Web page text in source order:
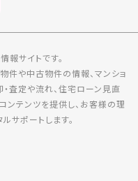
報サイトです。
件や中古物件の情報、マンショ
・査定や流れ、住宅ローン見直
ンテンツを提供し、お客様の理
サポートします。